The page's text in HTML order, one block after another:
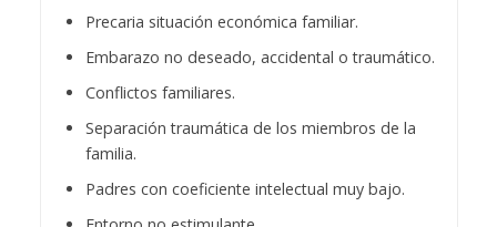
Precaria situación económica familiar.
Embarazo no deseado, accidental o traumático.
Conflictos familiares.
Separación traumática de los miembros de la
familia.
Padres con coeficiente intelectual muy bajo.